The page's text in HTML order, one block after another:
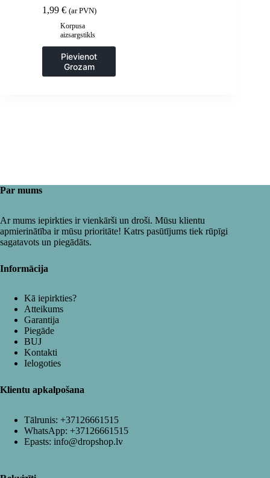
stikli 2 gab.
1,99 € (ar PVN)
Korpusa
aizsargstikls
Pievienot
Grozam
Par mums
Ar mums iepirkties ir vienkārši un droši. Mūsu klientu
apmierinātība ir mūsu prioritāte! Katrs pasūtījums tiek rūpīgi
sagatavots un piegādāts.
Informācija
Kā iepirkties?
Atteikums
Garantija
Piegāde
BUJ
Kontakti
Ielogoties
Klientu apkalpošana
Tālrunis: +37126661515
WhatsApp: +37126661515
Epasts: info@dropshop.lv